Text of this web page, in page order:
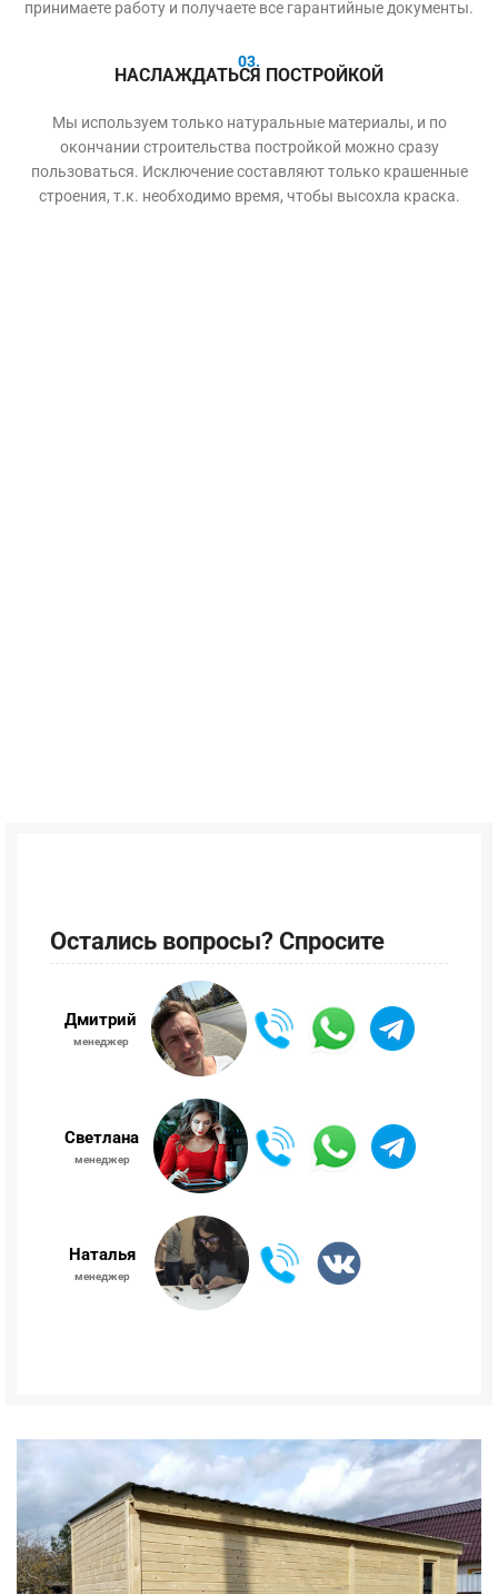
принимаете работу и получаете все гарантийные документы.
03.
НАСЛАЖДАТЬСЯ ПОСТРОЙКОЙ
Мы используем только натуральные материалы, и по
окончании строительства постройкой можно сразу
пользоваться. Исключение составляют только крашенные
строения, т.к. необходимо время, чтобы высохла краска.
Остались вопросы? Спросите
Дмитрий
менеджер
Светлана
менеджер
Наталья
менеджер